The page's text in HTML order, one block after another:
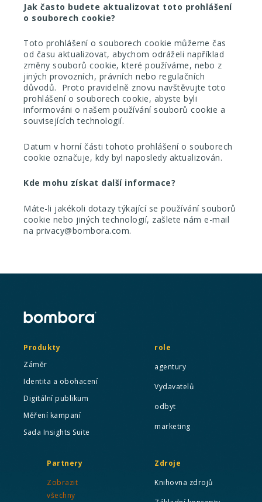
Jak často budete aktualizovat toto prohlášení
o souborech cookie?
Toto prohlášení o souborech cookie můžeme čas
od času aktualizovat, abychom odráželi například
změny souborů cookie, které používáme, nebo z
jiných provozních, právních nebo regulačních
důvodů. Proto pravidelně znovu navštěvujte toto
prohlášení o souborech cookie, abyste byli
informováni o našem používání souborů cookie a
souvisejících technologií.
Datum v horní části tohoto prohlášení o souborech
cookie označuje, kdy byl naposledy aktualizován.
Kde mohu získat další informace?
Máte-li jakékoli dotazy týkající se používání souborů
cookie nebo jiných technologií, zašlete nám e-mail
na privacy@bombora.com.
Produkty
Záměr
Identita a obohacení
Digitální publikum
Měření kampaní
Sada Insights Suite
role
agentury
Vydavatelů
odbyt
marketing
Partnery
Zobrazit
všechny
Zdroje
Knihovna zdrojů